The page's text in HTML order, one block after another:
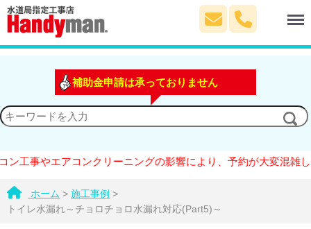
補助金申請は承っておりません
アコンクリーニングの影響により、予約が大変混雑しておりま
ホーム >施工事例 >
トイレ水漏れ～チョロチョロ水漏れ対応(Part5)～